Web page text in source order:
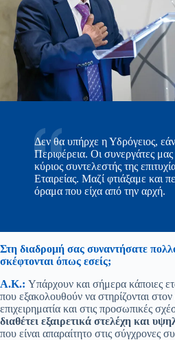
Δεν θα υπήρχε η Υδρόγειος,
Περιφέρεια. Οι συνεργάτες μας
κύριος συντελεστής της
Εταιρείας. Μαζί φτιάξαμε και
όραμα που είχα από την αρχή.
Στη διαδρομή σας συναντήσατε
σκέφτονται όπως εσείς;
Α.Κ.: Υπάρχουν και σήμερα κάποιες
που εξακολουθούν να στηρίζονται
επιχειρηματία και στις προσωπικές
διαθέτει εξαιρετικά στελέχη και
που είναι απαραίτητο στις σύγχρονες